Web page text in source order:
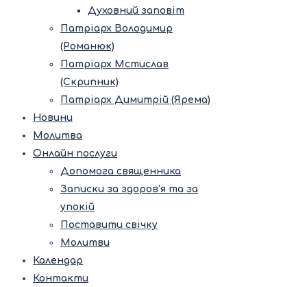
Духовний заповіт
Патріарх Володимир
(Романюк)
Патріарх Мстислав
(Скрипник)
Патріарх Димитрій (Ярема)
Новини
Молитва
Онлайн послуги
Допомога священника
Записки за здоров’я та за
упокій
Поставити свічку
Молитви
Календар
Контакти